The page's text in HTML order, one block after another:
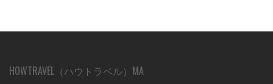
HOWTRAVEL（ハウトラベル）MA